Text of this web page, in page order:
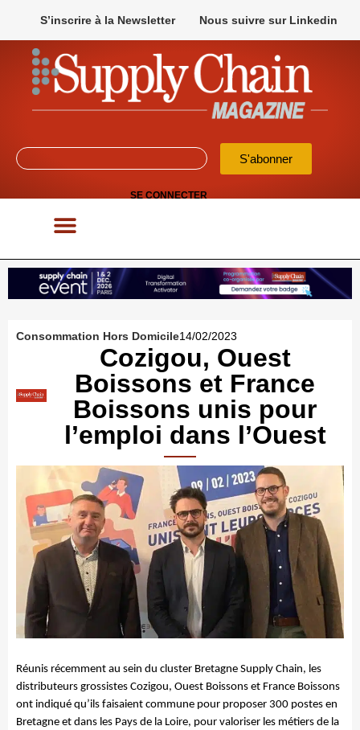
S’inscrire à la Newsletter Nous suivre sur Linkedin
S'abonner
SE CONNECTER
Cozigou, Ouest
Boissons et France
Boissons unis pour
l’emploi dans l’Ouest
Réunis récemment au sein du cluster Bretagne Supply Chain, les
distributeurs grossistes Cozigou, Ouest Boissons et France Boissons
ont indiqué qu’ils faisaient commune pour proposer 300 postes en
Bretagne et dans les Pays de la Loire, pour valoriser les métiers de la
Consommation Hors Domicile14/02/2023